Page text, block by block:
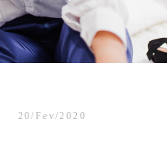
20/Fev/2020